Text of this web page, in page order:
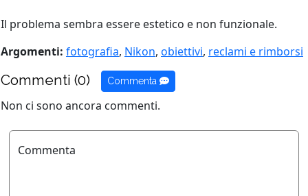
Il problema sembra essere estetico e non funzionale.
Argomenti: fotografia, Nikon, obiettivi, reclami e rimborsi
Commenti (0) Commenta
Non ci sono ancora commenti.
Commenta